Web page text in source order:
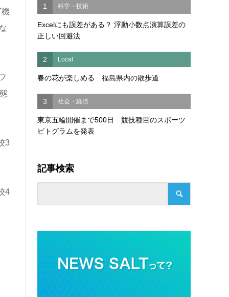
機
3
4
1 科学・技術
Excelにも誤差がある？ 浮動小数点演算誤差の
正しい回避法
2 Local
春の花が楽しめる 福島県内の散歩道
3 社会・経済
東京五輪開催まで500日 競技種目のスポーツ
ピトグラムを発表
記事検索